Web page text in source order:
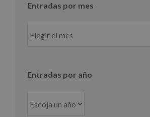
Entradas por mes
por
Entradas por año